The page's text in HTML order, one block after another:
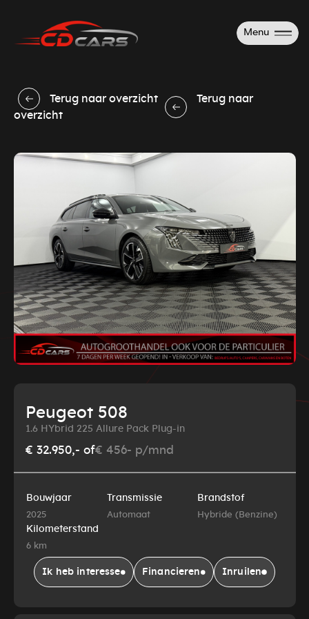
Menu
Terug naar overzicht
Terug naar
overzicht
Peugeot 508
1.6 HYbrid 225 Allure Pack Plug-in
€ 32.950,- of€ 456- p/mnd
Bouwjaar
2025
Transmissie
Automaat
Brandstof
Hybride (Benzine)
Kilometerstand
6 km
Ik heb interesse Financieren Inruilen